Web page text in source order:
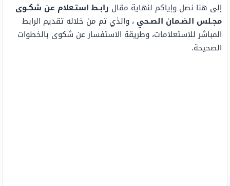
إلى هنا نصل وإياكم لنهاية مقال رابـط استـعلام عن شكـوى
مجـلس الضـمان الصـحي ، والذي تم من خلاله تقديم الرابط
المباشر للاستعلامات، وطريقة الاستفسار عن شكوى بالخطوات
الصحيحة.